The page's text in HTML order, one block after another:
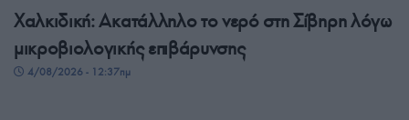
Χαλκιδική: Ακατάλληλο το νερό στη Σίβηρη λόγω
μικροβιολογικής επιβάρυνσης
4/08/2026 - 12:37πμ